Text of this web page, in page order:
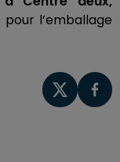
pour l’emballage